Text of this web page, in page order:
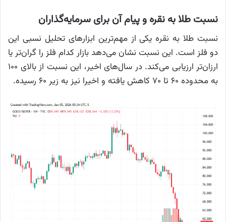
نسبت طلا به نقره و پیام آن برای سرمایه‌گذاران
نسبت طلا به نقره یکی از مهم‌ترین ابزارهای تحلیل نسبی این
دو فلز است. این نسبت نشان می‌دهد بازار کدام فلز را گران‌تر یا
ارزان‌تر ارزیابی می‌کند. در سال‌های اخیر، این نسبت از بالای ۱۰۰
به محدوده ۶۰ تا ۷۰ کاهش یافته و اخیرا نیز به زیر ۶۰ رسیده.